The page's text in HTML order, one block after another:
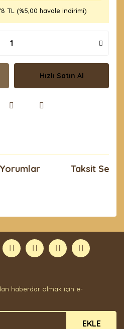
TL (%5,00 havale indirimi)
Hızlı Satın Al
Yorumlar Taksit
Yorum Yaz
iletebilirsiniz.
teşekkür ederiz.
bilgiler bulunuyor.
daha pahalı.
olmalı.
haberdar olmak için e-
EKLE